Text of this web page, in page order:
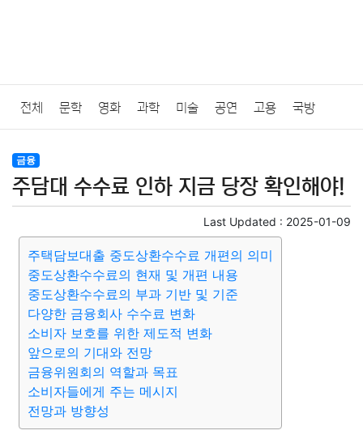
전체 문학 영화 과학 미술 공연 고용 국방
법률
질병 가요 방송 일상 주식 암호화폐 블록체인
결혼 육아 반려동물 패션 미용 증권 인테리어
요리 상품리뷰 원예 금융 게임
대출 자동차 취미 여행 맛집
종교 사회 정치 건강 의료
부동산 외국어
금융
주담대 수수료 인하 지금 당장 확인해야!
Last Updated : 2025-01-09
주택담보대출 중도상환수수료 개편의 의미
중도상환수수료의 현재 및 개편 내용
중도상환수수료의 부과 기반 및 기준
다양한 금융회사 수수료 변화
소비자 보호를 위한 제도적 변화
앞으로의 기대와 전망
금융위원회의 역할과 목표
소비자들에게 주는 메시지
전망과 방향성